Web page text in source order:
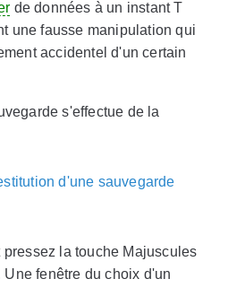
de données à un instant T
une fausse manipulation qui
accidentel d'un certain
s'effectue de la
d'une sauvegarde
la touche Majuscules
fenêtre du choix d'un